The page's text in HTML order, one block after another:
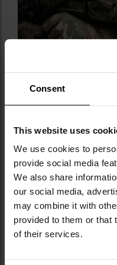
Consent
This website uses
We use cookies to
provide social media
We also share
our social media,
may combine it with
provided to them or that
of their services.
DANE